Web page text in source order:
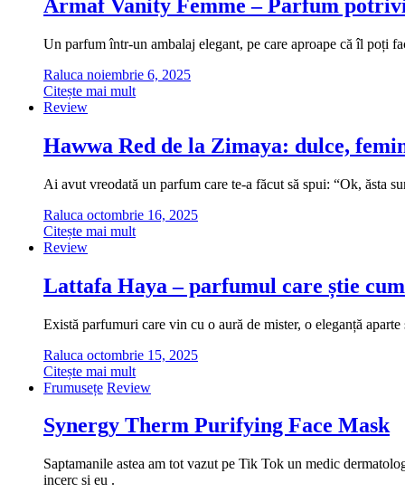
Armaf Vanity Femme – Parfum
Un parfum într-un ambalaj elegant, pe care aproape că îl poți
Raluca noiembrie 6, 2025
Citește mai mult
Review
Hawwa Red de la Zimaya: dulce,
Ai avut vreodată un parfum care te-a făcut să spui: “Ok, ăsta
Raluca octombrie 16, 2025
Citește mai mult
Review
Lattafa Haya – parfumul care știe
Există parfumuri care vin cu o aură de mister, o eleganță
Raluca octombrie 15, 2025
Citește mai mult
Frumusețe Review
Synergy Therm Purifying Face Mask
Saptamanile astea am tot vazut pe Tik Tok un medic
incerc si eu .